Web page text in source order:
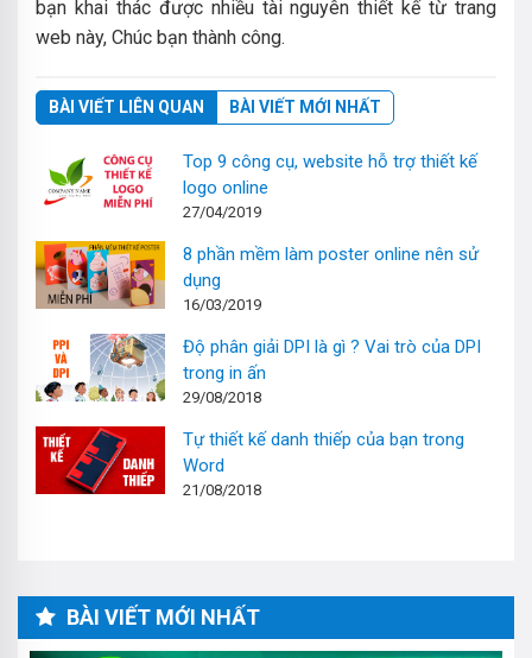
bạn khai thác được nhiều tài nguyên thiết kế từ trang
web này, Chúc bạn thành công.
BÀI VIẾT LIÊN QUAN BÀI VIẾT MỚI NHẤT
Top 9 công cụ, website hỗ trợ thiết kế
logo online
27/04/2019
8 phần mềm làm poster online nên sử
dụng
16/03/2019
Độ phân giải DPI là gì ? Vai trò của DPI
trong in ấn
29/08/2018
Tự thiết kế danh thiếp của bạn trong
Word
21/08/2018
BÀI VIẾT MỚI NHẤT